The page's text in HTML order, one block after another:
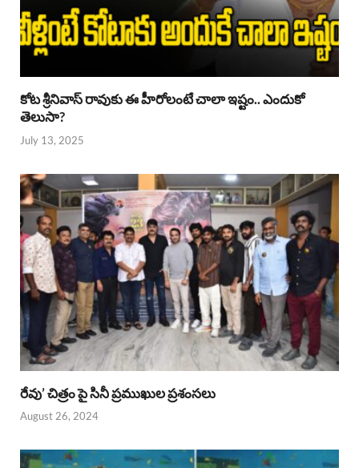
కోట శ్రీనివాస్ రావుకు ఈ హీరోలంటే చాలా ఇష్టం.. ఎందుకో
తెలుసా?
July 13, 2025
రేవు’ చిత్రం పై సినీ ప్రముఖుల ప్రశంసలు
August 26, 2024